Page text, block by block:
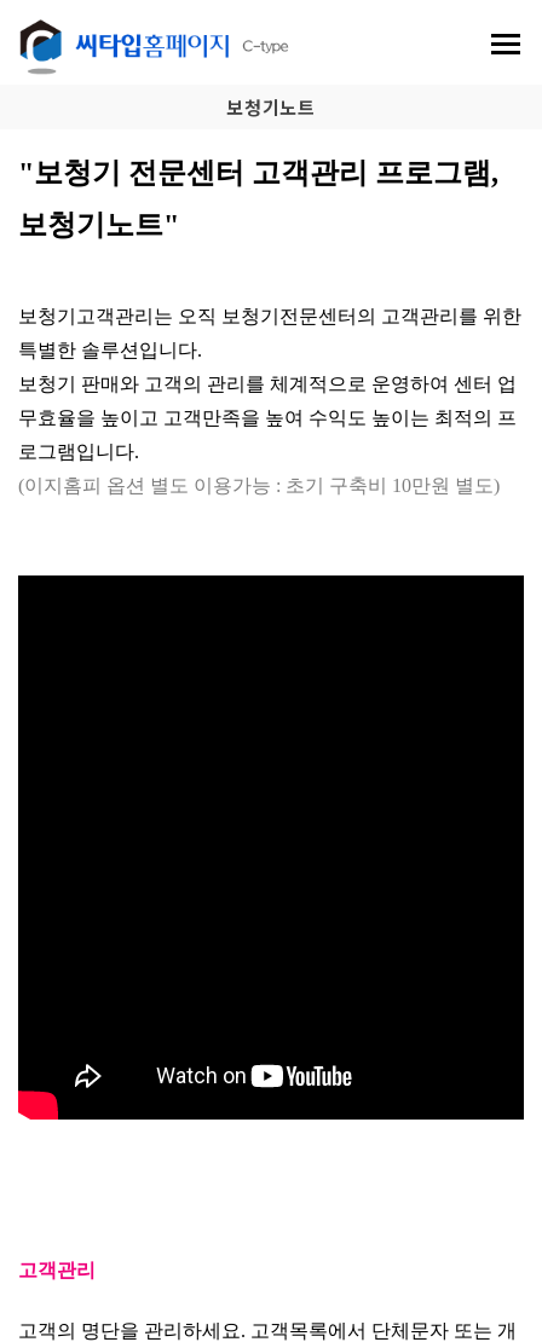
보청기노트
"보청기 전문센터 고객관리 프로그램,
보청기노트"
보청기고객관리는 오직 보청기전문센터의 고객관리를 위한
특별한 솔루션입니다.
보청기 판매와 고객의 관리를 체계적으로 운영하여 센터 업
무효율을 높이고 고객만족을 높여 수익도 높이는 최적의 프
로그램입니다.
(이지홈피 옵션 별도 이용가능 : 초기 구축비 10만원 별도)
고객관리
고객의 명단을 관리하세요. 고객목록에서 단체문자 또는 개